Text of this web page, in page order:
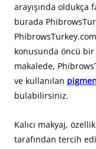
arayışında oldukça
burada
konusunda öncü bir
makalede,
ve kullanılan
bulabilirsiniz.
Kalıcı makyaj,
tarafından tercih